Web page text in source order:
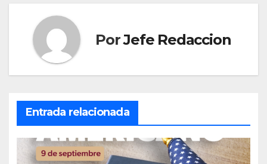
PorJefe Redaccion
Entrada relacionada